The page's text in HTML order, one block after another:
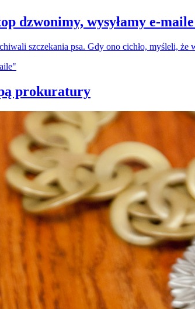
dzwonimy, wysyłamy e-
szczekania psa. Gdy ono cichło, myśleli, że
prokuratury